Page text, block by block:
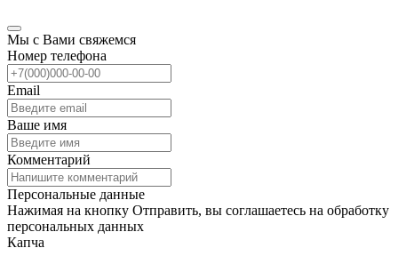
Мы с Вами свяжемся
Номер телефона
Email
Ваше имя
Комментарий
Персональные данные
Нажимая на кнопку Отправить, вы соглашаетесь на обработку
персональных данных
Капча